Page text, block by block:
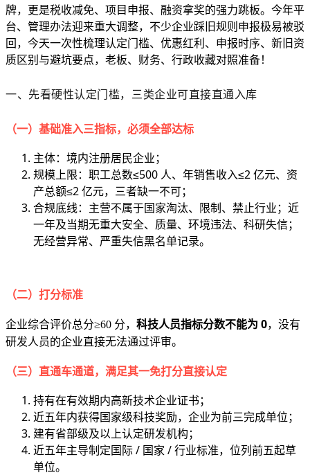
牌，更是税收减免、项目申报、融资拿奖的强力跳板。今年平
台、管理办法迎来重大调整，不少企业踩旧规则申报极易被驳
回，今天一次性梳理认定门槛、优惠红利、申报时序、新旧资
质区别与避坑要点，老板、财务、行政收藏对照准备！
一、先看硬性认定门槛，三类企业可直接直通入库
（一）基础准入三指标，必须全部达标
主体：境内注册居民企业；
规模上限：职工总数≤500 人、年销售收入≤2 亿元、资
产总额≤2 亿元，三者缺一不可；
合规底线：主营不属于国家淘汰、限制、禁止行业；近
一年及当期无重大安全、质量、环境违法、科研失信；
无经营异常、严重失信黑名单记录。
（二）打分标准
企业综合评价总分≥60 分， 科技人员指标分数不能为 0，没有
研发人员的企业直接无法通过评审。
（三）直通车通道，满足其一免打分直接认定
持有在有效期内高新技术企业证书；
近五年内获得国家级科技奖励，企业为前三完成单位；
建有省部级及以上认定研发机构；
近五年主导制定国际 / 国家 / 行业标准，位列前五起草
单位。